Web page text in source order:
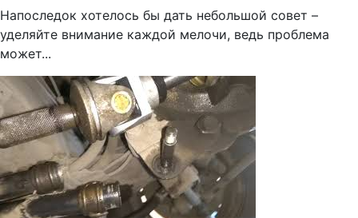
Напоследок хотелось бы дать небольшой совет –
уделяйте внимание каждой мелочи, ведь проблема
может...